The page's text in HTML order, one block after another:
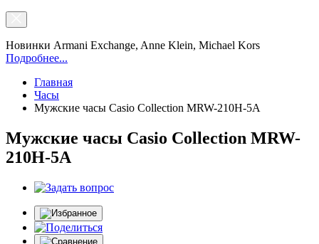
Новинки Armani Exchange, Anne Klein, Michael Kors
Подробнее...
Главная
Часы
Мужские часы Casio Collection MRW-210H-5A
Мужские часы Casio Collection MRW-
210H-5A